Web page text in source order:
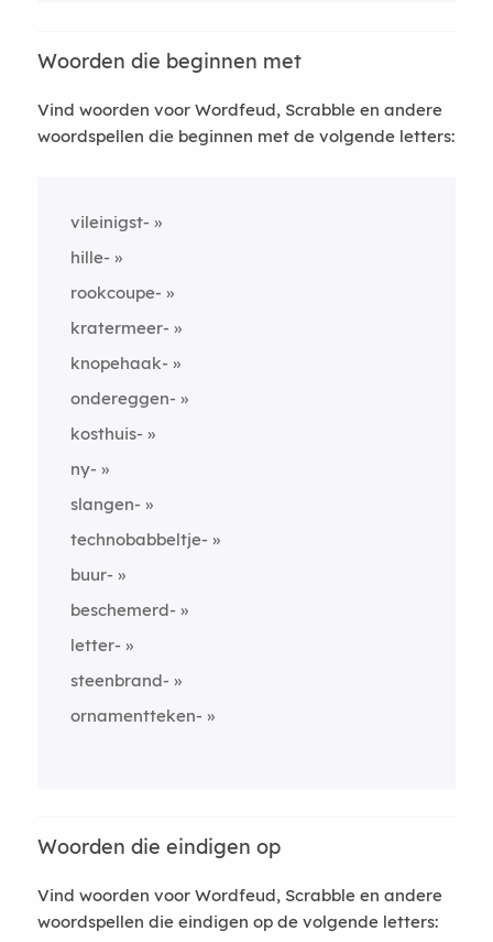
Woorden die beginnen met
Vind woorden voor Wordfeud, Scrabble en andere
woordspellen die beginnen met de volgende letters:
vileinigst-
hille-
rookcoupe-
kratermeer-
knopehaak-
ondereggen-
kosthuis-
ny-
slangen-
technobabbeltje-
buur-
beschemerd-
letter-
steenbrand-
ornamentteken-
Woorden die eindigen op
Vind woorden voor Wordfeud, Scrabble en andere
woordspellen die eindigen op de volgende letters: